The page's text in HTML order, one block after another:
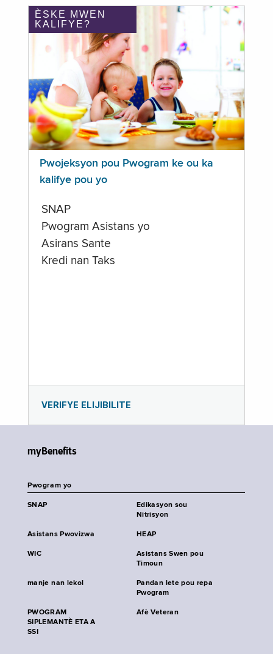
ÈSKE MWEN
KALIFYE?
Pwojeksyon pou Pwogram ke ou ka
kalifye pou yo
SNAP
Pwogram Asistans yo
Asirans Sante
Kredi nan Taks
VERIFYE ELIJIBILITE
myBenefits
Pwogram yo
SNAP
Edikasyon sou
Nitrisyon
Asistans Pwovizwa HEAP
WIC
Asistans Swen pou
Timoun
manje nan lekol
Pandan lete pou repa
Pwogram
PWOGRAM
SIPLEMANTÈ ETA A
SSI
Afè Veteran